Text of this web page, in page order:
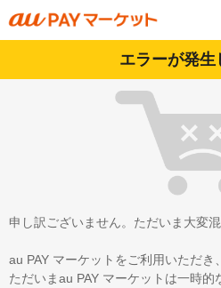
エラーが発生
申し訳ございません。ただいま大変
au PAY マーケットをご利用いただき
ただいまau PAY マーケットは一時